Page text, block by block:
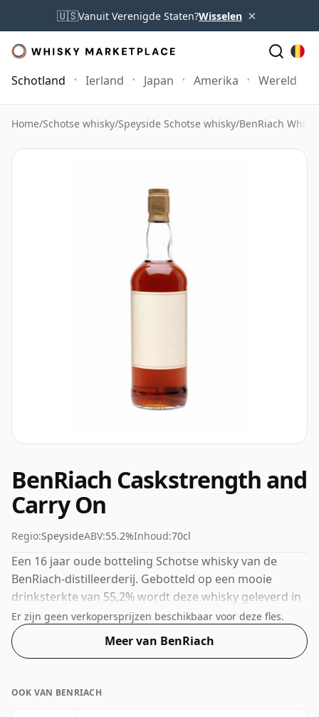
🇺🇸Vanuit Verenigde Staten?Wisselen ×
Schotland Ierland Japan Amerika Wereld
Home/Schotse whisky/Speyside Schotse whisky/BenRiach
BenRiach Caskstrength and
Carry On
Regio:SpeysideABV:55.2%Inhoud:70cl
Een 16 jaar oude botteling Schotse whisky van de
BenRiach-distilleerderij. Gebotteld op een mooie
drinksterkte van 55,2% wordt deze whisky geleverd in
een fles van 70cl.
Er zijn geen verkopersprijzen beschikbaar voor deze fles.
Meer van BenRiach
OOK VAN BENRIACH